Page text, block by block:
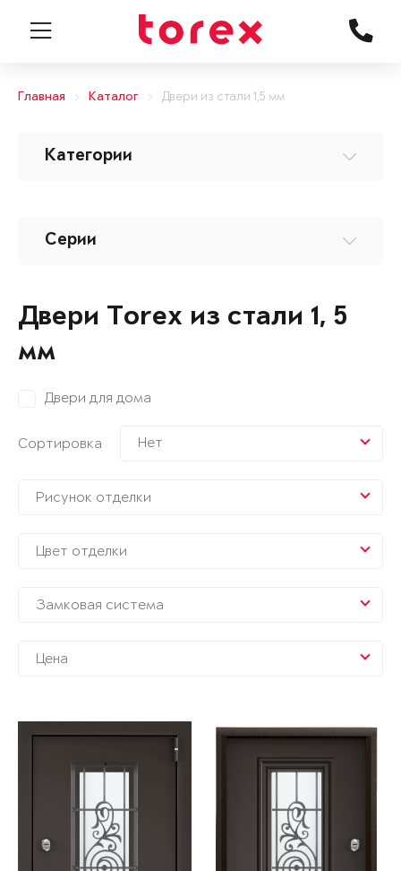
Главная Каталог Двери из стали 1,5 мм
Категории
Серии
Двери Torex из стали 1, 5
мм
Двери для дома
Сортировка Нет
Рисунок отделки
Цвет отделки
Замковая система
Цена